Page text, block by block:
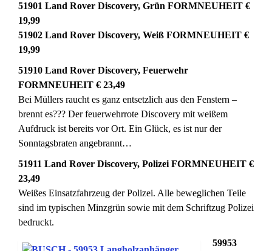
51901 Land Rover Discovery, Grün FORMNEUHEIT €
19,99
51902 Land Rover Discovery, Weiß FORMNEUHEIT €
19,99
51910 Land Rover Discovery, Feuerwehr
FORMNEUHEIT € 23,49
Bei Müllers raucht es ganz entsetzlich aus den Fenstern –
brennt es??? Der feuerwehrrote Discovery mit weißem
Aufdruck ist bereits vor Ort. Ein Glück, es ist nur der
Sonntagsbraten angebrannt…
51911 Land Rover Discovery, Polizei FORMNEUHEIT €
23,49
Weißes Einsatzfahrzeug der Polizei. Alle beweglichen Teile
sind im typischen Minzgrün sowie mit dem Schriftzug Polizei
bedruckt.
59953